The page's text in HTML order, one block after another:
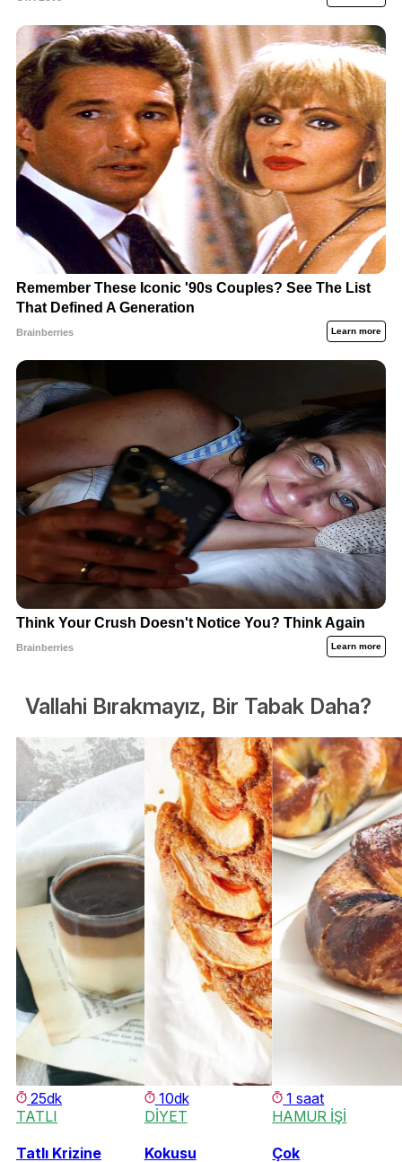
Vallahi Bırakmayız, Bir Tabak Daha?
25dk
TATLI
Tatlı Krizine
10dk
DİYET
Kokusu
1 saat
HAMUR İŞİ
Çok